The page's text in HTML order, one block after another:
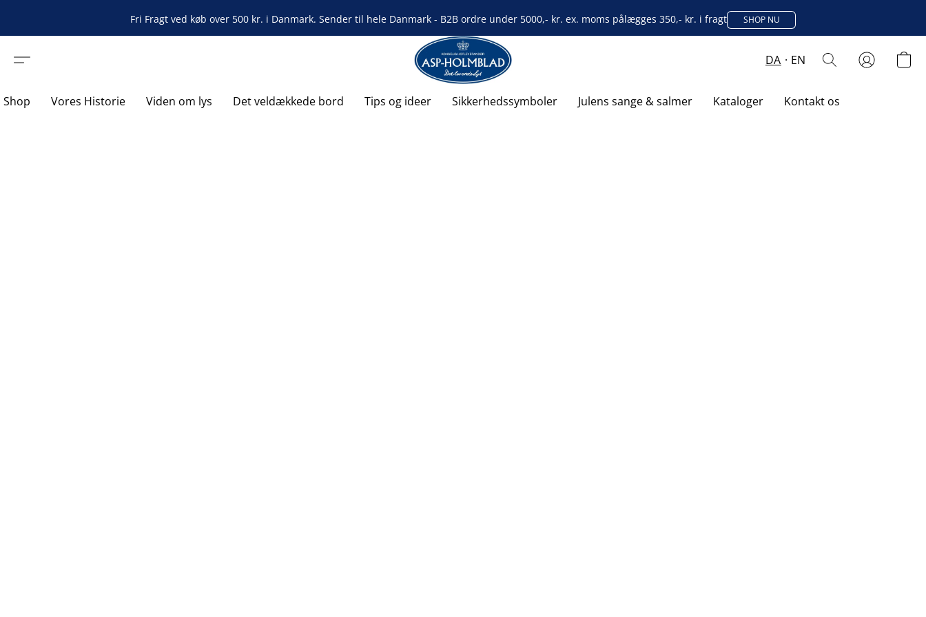
Fri Fragt ved køb over 500 kr. i Danmark. Sender til hele Danmark - B2B ordre under 5000,- kr. ex. moms pålægges 350,- kr. i fragt SHOP NU
DA EN
Shop Vores Historie Viden om lys Det veldækkede bord Tips og ideer Sikkerhedssymboler Julens sange & salmer Kataloger Kontakt os